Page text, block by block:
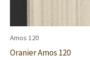
Amos 120
Oranier Amos 120